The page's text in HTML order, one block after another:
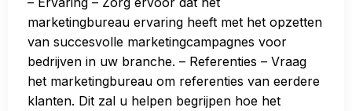
marketingbureau ervaring heeft met het opzetten
van succesvolle marketingcampagnes voor
bedrijven in uw branche. – Referenties – Vraag
het marketingbureau om referenties van eerdere
klanten. Dit zal u helpen begrijpen hoe het